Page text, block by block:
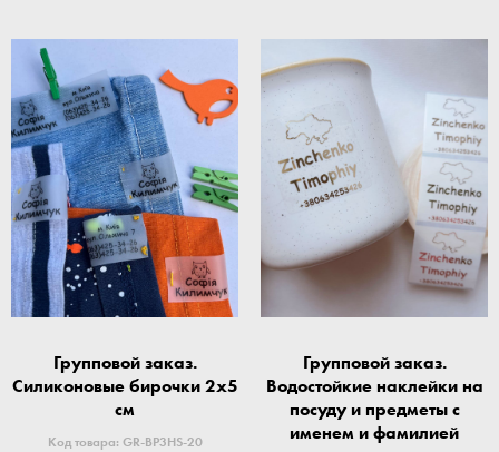
Групповой заказ.
Силиконовые бирочки 2x5
см
Код товара: GR-BP3HS-20
Групповой заказ.
Водостойкие наклейки на
посуду и предметы с
именем и фамилией